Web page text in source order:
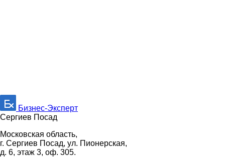
Бизнес-Эксперт
Сергиев Посад
Московская область,
г. Сергиев Посад, ул. Пионерская,
д. 6, этаж 3, оф. 305.